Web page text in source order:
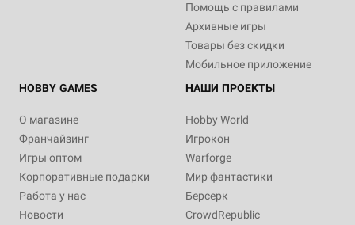
Помощь с правилами
Архивные игры
Товары без скидки
Мобильное приложение
HOBBY GAMES
О магазине
Франчайзинг
Игры оптом
Корпоративные подарки
Работа у нас
Новости
НАШИ ПРОЕКТЫ
Hobby World
Игрокон
Warforge
Мир фантастики
Берсерк
CrowdRepublic